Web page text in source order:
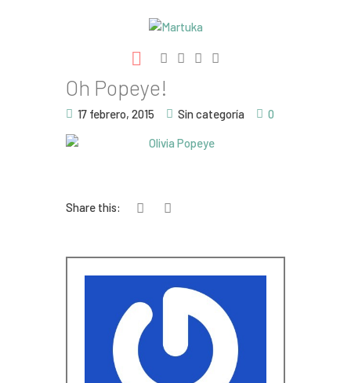
Libros
Proyectos
Oh Popeye!
17 febrero, 2015 Sin categoría 0
Share this: